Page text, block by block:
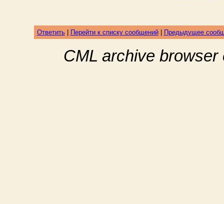
Ответить| Перейти к списку сообщений| Предыдущее
CML archive